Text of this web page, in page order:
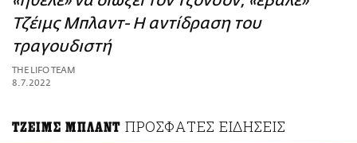
ΑΜΠΑ
PRINT
Τζέιμς Μπλαντ- Η αντίδραση του
τραγουδιστή
THE LIFO TEAM
8.7.2022
ΤΖΕΙΜΣ ΜΠΛΑΝΤ ΠΡΟΣΦΑΤΕΣ ΕΙΔΗΣΕΙΣ